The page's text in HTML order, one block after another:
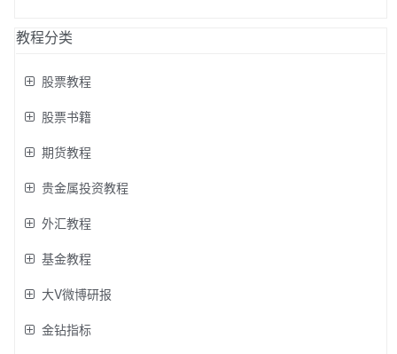
教程分类
股票教程
股票书籍
期货教程
贵金属投资教程
外汇教程
基金教程
大V微博研报
金钻指标